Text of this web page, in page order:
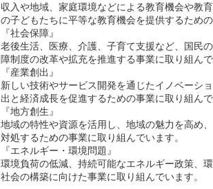
収入や地域、家庭環境などによる教育機会や教
の子どもたちに平等な教育機会を提供するため
『社会保障』
老後生活、医療、介護、子育て支援など、国民
障制度の改革や拡充を推進する事業に取り組んで
『産業創出』
新しい技術やサービス開発を通じたイノベーシ
出と経済成長を促進するための事業に取り組んで
『地方創生』
地域の特性や資源を活用し、地域の魅力を高め
対処するための事業に取り組んでいます。
『エネルギー・環境問題』
環境負荷の低減、持続可能なエネルギー政策、
社会の構築に向けた事業に取り組んでいます。